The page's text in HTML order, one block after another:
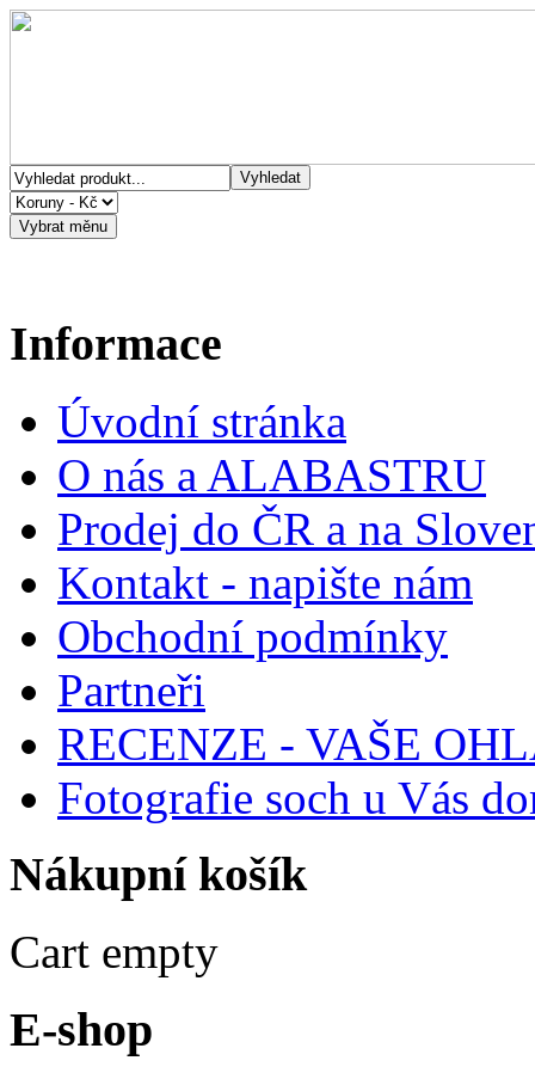
Informace
Úvodní stránka
O nás a ALABASTRU
Prodej do ČR a na
Kontakt - napište nám
Obchodní podmínky
Partneři
RECENZE - VAŠE
Fotografie soch u Vás
Nákupní košík
Cart empty
E-shop